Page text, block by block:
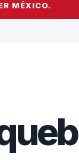
MÉXICO.